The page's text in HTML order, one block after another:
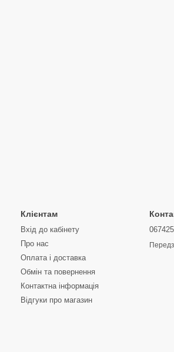
Клієнтам
Вхід до кабінету
Про нас
Оплата і доставка
Обмін та повернення
Контактна інформація
Відгуки про магазин